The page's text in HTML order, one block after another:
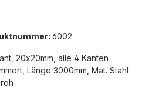
6002
20x20mm, alle 4 Kanten
Länge 3000mm, Mat. Stahl